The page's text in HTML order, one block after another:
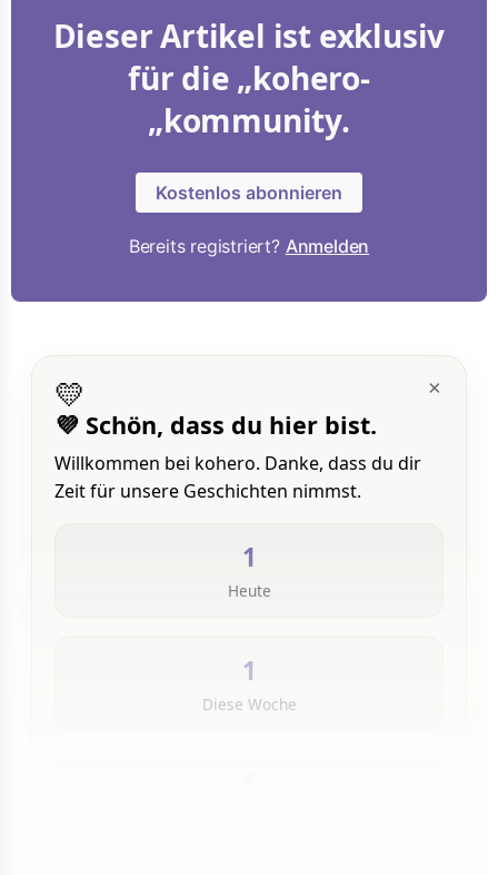
Dieser Artikel ist exklusiv
für die „kohero-
„kommunity.
Kostenlos abonnieren
Bereits registriert? Anmelden
×
💛
💜 Schön, dass du hier bist.
Willkommen bei kohero. Danke, dass du dir
Zeit für unsere Geschichten nimmst.
1
Heute
1
Diese Woche